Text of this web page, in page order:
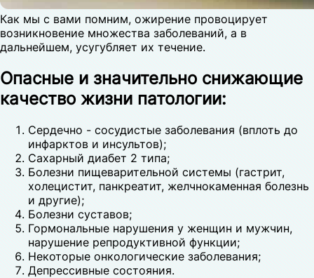
Как мы с вами помним, ожирение провоцирует
возникновение множества заболеваний, а в
дальнейшем, усугубляет их течение.
Опасные и значительно снижающие
качество жизни патологии:
Сердечно - сосудистые заболевания (вплоть до
инфарктов и инсультов);
Сахарный диабет 2 типа;
Болезни пищеварительной системы (гастрит,
холецистит, панкреатит, желчнокаменная болезнь
и другие);
Болезни суставов;
Гормональные нарушения у женщин и мужчин,
нарушение репродуктивной функции;
Некоторые онкологические заболевания;
Депрессивные состояния.